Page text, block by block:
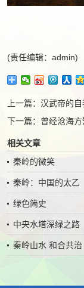
(责任编辑：admin)
上一篇： 汉武帝的
下一篇： 曾经沧海方
相关文章
秦岭的微笑
秦岭：中国的太乙
绿色简史
中央水塔深绿之路
秦岭山水 和合共治